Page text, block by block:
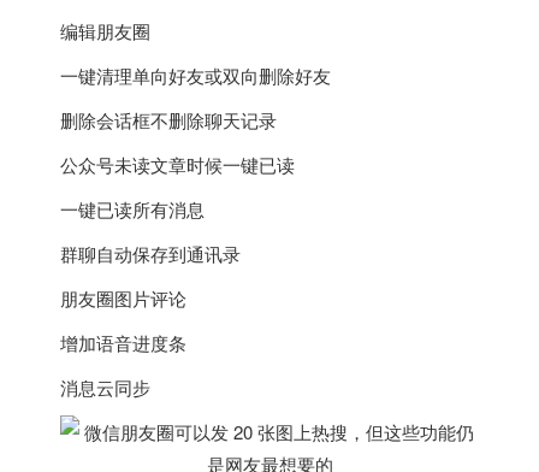
编辑朋友圈
一键清理单向好友或双向删除好友
删除会话框不删除聊天记录
公众号未读文章时候一键已读
一键已读所有消息
群聊自动保存到通讯录
朋友圈图片评论
增加语音进度条
消息云同步